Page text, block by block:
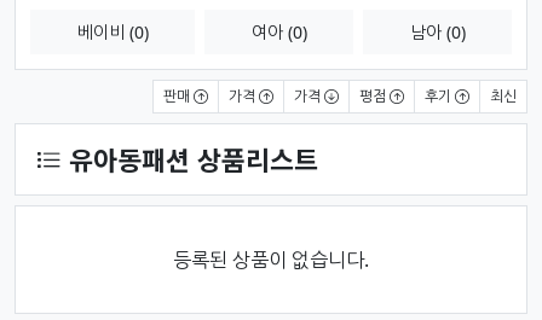
베이비 (0) 여아 (0) 남아 (0)
판매 가격 가격 평점 후기 최신
유아동패션 상품리스트
등록된 상품이 없습니다.